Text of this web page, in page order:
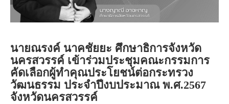
นายณรงค์ นาคชัยยะ ศึกษาธิการจังหวัด
นครสวรรค์ เข้าร่วมประชุมคณะกรรมการ
คัดเลือกผู้ทำคุณประโยชน์ต่อกระทรวง
วัฒนธรรม ประจำปีงบประมาณ พ.ศ.2567
จังหวัดนครสวรรค์